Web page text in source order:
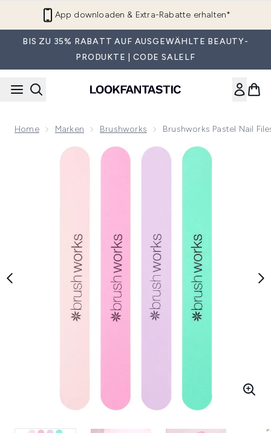
App downloaden & Extra-Rabatte erhalten*
BIS ZU 35% RABATT AUF AUSGEWÄHLTE BEAUTY-
PRODUKTE | CODE SALELF
Home Marken Brushworks Brushworks Pastel Nail
Now showing image 1 brushworks Pastel Nail Files